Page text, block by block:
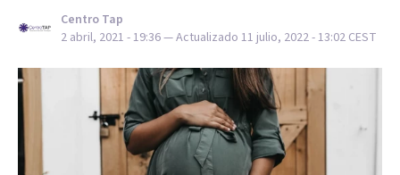
Centro Tap
2 abril, 2021 - 19:36— Actualizado 11 julio, 2022 - 13:02 CEST